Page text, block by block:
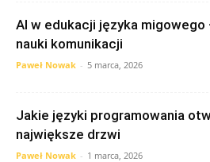
AI w edukacji języka
nauki komunikacji
Paweł Nowak - 5 marca, 2026
Jakie języki programowania
największe drzwi
Paweł Nowak - 1 marca, 2026